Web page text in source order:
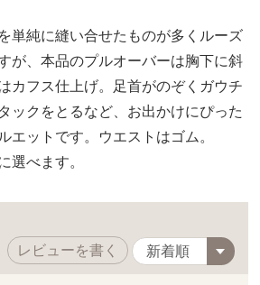
単純に縫い合せたものが多くルーズ
が、本品のプルオーバーは胸下に斜
カフス仕上げ。足首がのぞくガウチ
ックをとるなど、お出かけにぴった
エットです。ウエストはゴム。
選べます。
レビューを書く